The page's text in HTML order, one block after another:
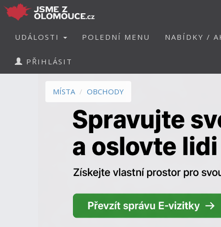
UDÁLOSTI POLEDNÍ MENU NABÍDKY /
PŘIHLÁSIT
MÍSTA OBCHODY